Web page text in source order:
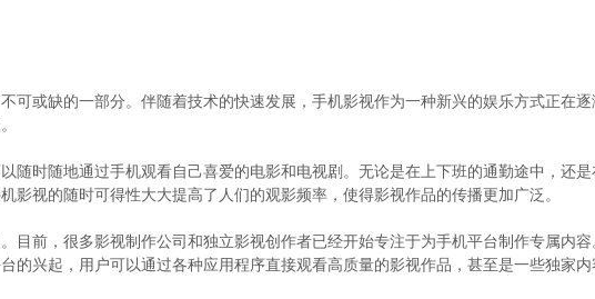
可或缺的一部分。伴随着技术的快速发展，手机影视作为一种新兴的娱乐方式正在
随时随地通过手机观看自己喜爱的电影和电视剧。无论是在上下班的通勤途中，还
影视的随时可得性大大提高了人们的观影频率，使得影视作品的传播更加广泛。
目前，很多影视制作公司和独立影视创作者已经开始专注于为手机平台制作专属内
的兴起，用户可以通过各种应用程序直接观看高质量的影视作品，甚至是一些独家